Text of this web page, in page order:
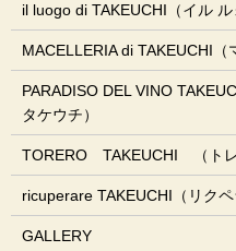
il luogo di TAKEUCHI（イル ル
MACELLERIA di TAKEUCHI（
PARADISO DEL VINO
タケウチ）
TORERO TAKEUCHI （ト
ricuperare TAKEUCHI（リクペ
GALLERY